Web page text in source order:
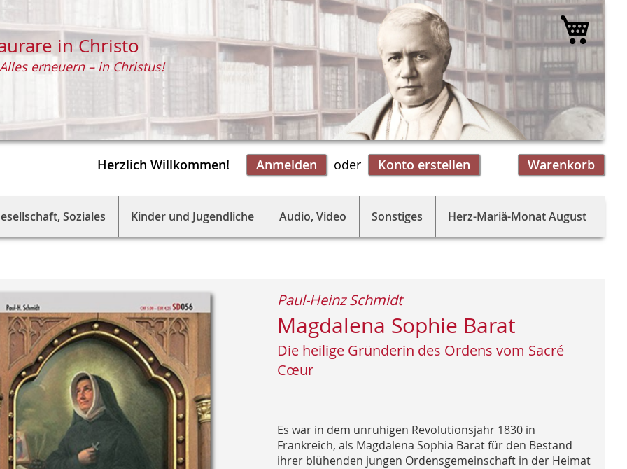
Herzlich Willkommen! Anmelden Warenkorb
Konto erstellen
in Christo
Alles erneuern – in Christus!
Mein
Soziales Kinder und Jugendliche Audio, Video Sonstiges Herz-Mariä-Monat August
Magdalena Sophie Barat
Die heilige Gründerin des Ordens vom Sacré
Cœur
Paul-Heinz Schmidt
Es war in dem unruhigen Revolutionsjahr 1830 in
Frankreich, als Magdalena Sophia Barat für den Bestand
ihrer blühenden jungen Ordensgemeinschaft in der Heimat